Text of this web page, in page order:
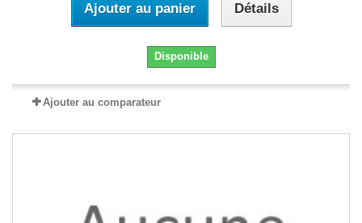
Ajouter au panier Détails
Disponible
Ajouter au comparateur